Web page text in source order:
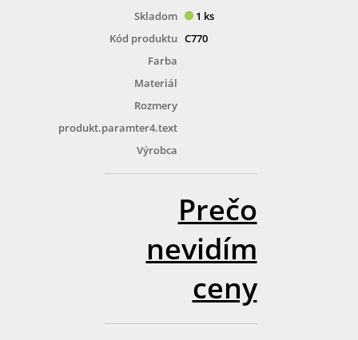
Skladom
1 ks
Kód produktu C770
Farba
Materiál
Rozmery
produkt.paramter4.text
Výrobca
Prečo
nevidím
ceny